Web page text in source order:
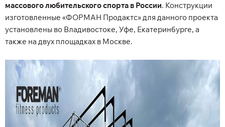
массового любительского спорта в России. Конструкции
изготовленные «ФОРМАН Продактс» для данного проекта
установлены во Владивостоке, Уфе, Екатеринбурге, а
также на двух площадках в Москве.